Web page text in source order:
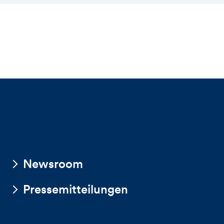
Newsroom
Pressemitteilungen